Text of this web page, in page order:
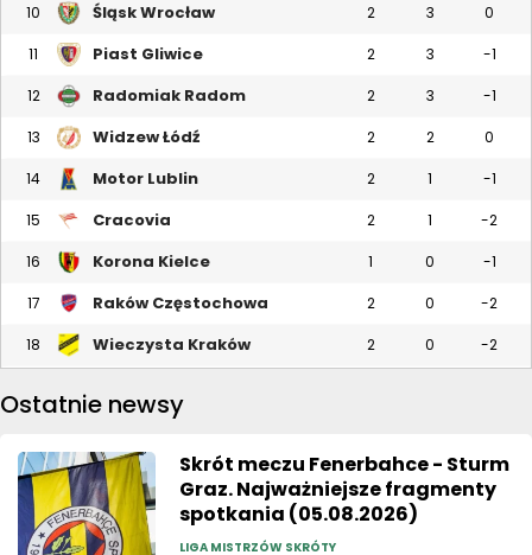
10 Śląsk Wrocław 2 3 0
11 Piast Gliwice 2 3 -1
12 Radomiak Radom 2 3 -1
13 Widzew Łódź 2 2 0
14 Motor Lublin 2 1 -1
15 Cracovia 2 1 -2
16 Korona Kielce 1 0 -1
17 Raków Częstochowa 2 0 -2
18 Wieczysta Kraków 2 0 -2
Ostatnie newsy
Skrót meczu Fenerbahce - Sturm
Graz. Najważniejsze fragmenty
spotkania (05.08.2026)
LIGA MISTRZÓW SKRÓTY